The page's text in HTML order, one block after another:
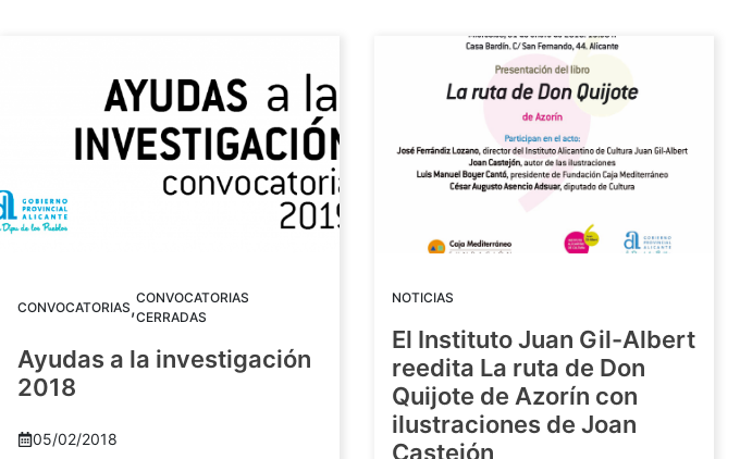
CONVOCATORIAS,CONVOCATORIAS
CERRADAS
Ayudas a la investigación
2018
05/02/2018
NOTICIAS
El Instituto Juan Gil-Albert
reedita La ruta de Don
Quijote de Azorín con
ilustraciones de Joan
Castejón